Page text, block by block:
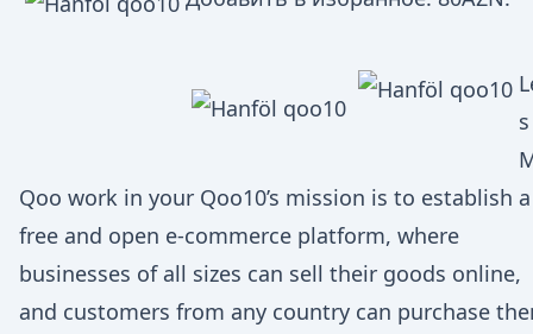
s
Qoo work in your Qoo10’s mission is to establish a
free and open e-commerce platform, where
businesses of all sizes can sell their goods online,
and customers from any country can purchase